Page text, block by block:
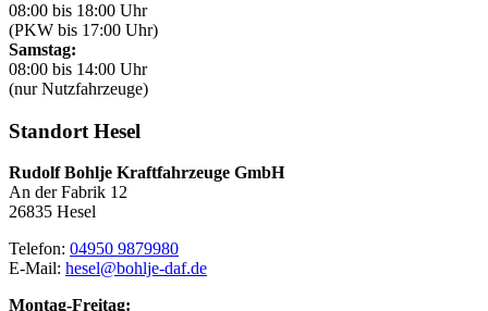
08:00 bis 18:00 Uhr
(PKW bis 17:00 Uhr)
Samstag:
08:00 bis 14:00 Uhr
(nur Nutzfahrzeuge)
Standort Hesel
Rudolf Bohlje Kraftfahrzeuge GmbH
An der Fabrik 12
26835 Hesel
Telefon: 04950 9879980
E-Mail: hesel@bohlje-daf.de
Montag-Freitag: